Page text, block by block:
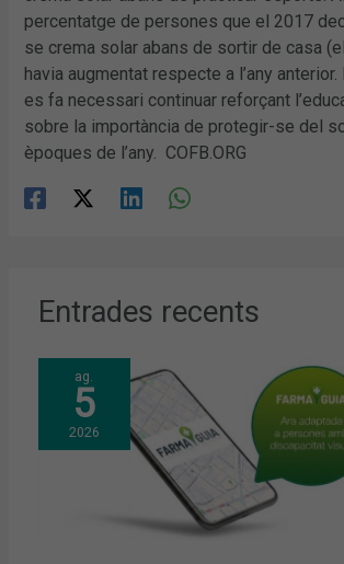
percentatge de persones que el 2017
se crema solar abans de sortir de casa
havia augmentat respecte a l’any
es fa necessari continuar reforçant
sobre la importància de protegir-se del
èpoques de l’any. COFB.ORG
Entrades recents
ag.
5
2026